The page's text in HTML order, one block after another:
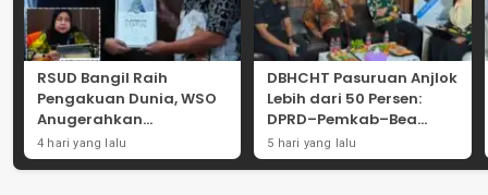
RSUD Bangil Raih
Pengakuan Dunia, WSO
Anugerahkan
Penghargaan
Internasional untuk
4 hari yang lalu
DBHCHT Pasuruan Anjlok
Lebih dari 50 Persen:
DPRD–Pemkab–Bea
Cukai Perkuat Perang
Melawan Peredaran
5 hari yang lalu